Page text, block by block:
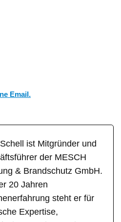
Email.
ist Mitgründer und
der MESCH
& Brandschutz GmbH.
20 Jahren
steht er für
Expertise,